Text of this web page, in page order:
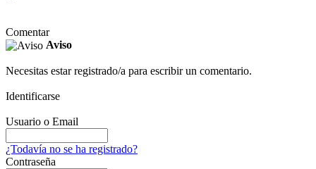
Comentar
Aviso
Necesitas estar registrado/a para escribir un comentario.
Identificarse
Usuario o Email
¿Todavía no se ha registrado?
Contraseña